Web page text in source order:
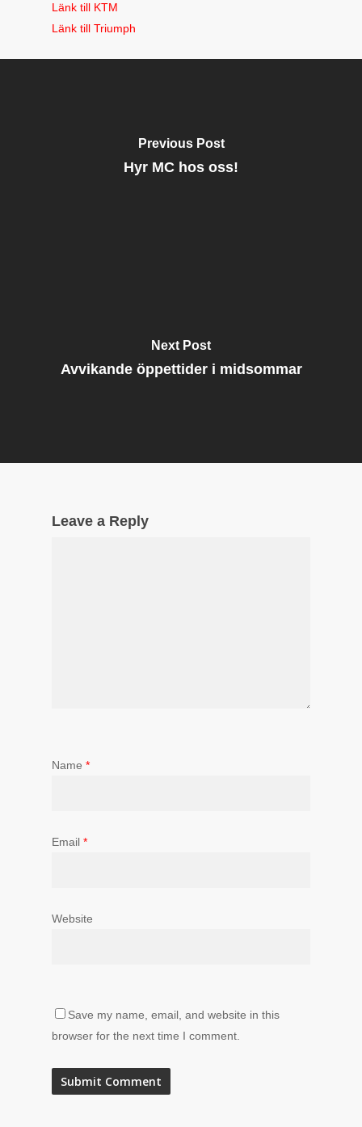
Länk till KTM
Länk till Triumph
Previous Post
Hyr MC hos oss!
Next Post
Avvikande öppettider i midsommar
Leave a Reply
Name *
Email *
Website
Save my name, email, and website in this
browser for the next time I comment.